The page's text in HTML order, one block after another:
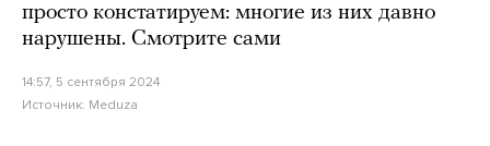
просто констатируем: многие из них давно
нарушены. Смотрите сами
14:57, 5 сентября 2024
Источник: Meduza